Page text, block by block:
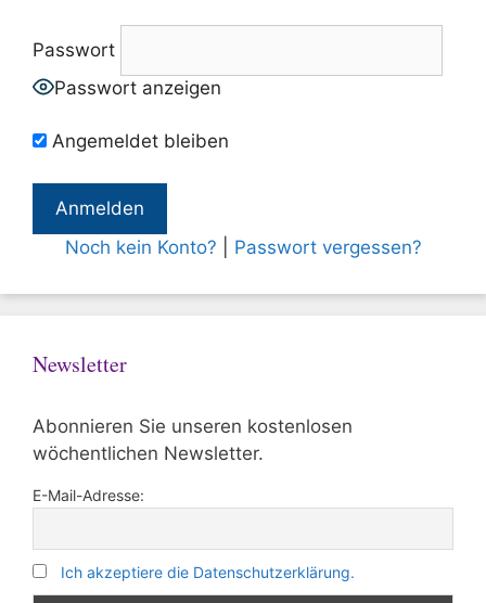
Passwort
Passwort anzeigen
Angemeldet bleiben
Noch kein Konto? Passwort vergessen?
Newsletter
Abonnieren Sie unseren kostenlosen
wöchentlichen Newsletter.
E-Mail-Adresse:
Ich akzeptiere die Datenschutzerklärung.